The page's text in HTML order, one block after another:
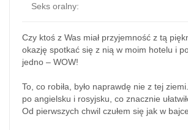
Seks oralny:
Czy ktoś z Was miał przyjemność z tą
okazję spotkać się z nią w moim hotelu i
jedno – WOW!
To, co robiła, było naprawdę nie z tej
po angielsku i rosyjsku, co znacznie
Od pierwszych chwil czułem się jak w